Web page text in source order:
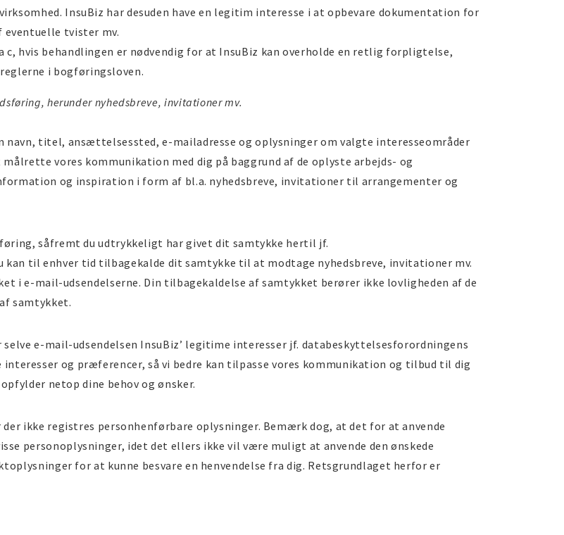
InsuBiz har desuden have en legitim interesse i at opbevare dokumentation for
tvister mv.
hvis behandlingen er nødvendig for at InsuBiz kan overholde en retlig forpligtelse,
i bogføringsloven.
herunder nyhedsbreve, invitationer mv.
navn, titel, ansættelsessted, e-mailadresse og oplysninger om valgte interesseområder
vores kommunikation med dig på baggrund af de oplyste arbejds- og
og inspiration i form af bl.a. nyhedsbreve, invitationer til arrangementer og
såfremt du udtrykkeligt har givet dit samtykke hertil jf.
til enhver tid tilbagekalde dit samtykke til at modtage nyhedsbreve, invitationer mv.
i e-mail-udsendelserne. Din tilbagekaldelse af samtykket berører ikke lovligheden af de
samtykket.
e-mail-udsendelsen InsuBiz’ legitime interesser jf. databeskyttelsesforordningens
og præferencer, så vi bedre kan tilpasse vores kommunikation og tilbud til dig
netop dine behov og ønsker.
ikke registres personhenførbare oplysninger. Bemærk dog, at det for at anvende
personoplysninger, idet det ellers ikke vil være muligt at anvende den ønskede
for at kunne besvare en henvendelse fra dig. Retsgrundlaget herfor er